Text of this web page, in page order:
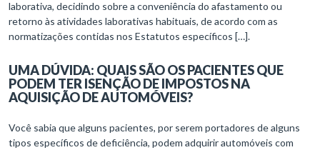
laborativa, decidindo sobre a conveniência do afastamento ou
retorno às atividades laborativas habituais, de acordo com as
normatizações contidas nos Estatutos específicos […].
UMA DÚVIDA: QUAIS SÃO OS PACIENTES QUE
PODEM TER ISENÇÃO DE IMPOSTOS NA
AQUISIÇÃO DE AUTOMÓVEIS?
Você sabia que alguns pacientes, por serem portadores de alguns
tipos específicos de deficiência, podem adquirir automóveis com